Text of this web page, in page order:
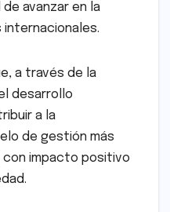
avanzar en la
a través de la
desarrollo
a la
de gestión más
impacto positivo